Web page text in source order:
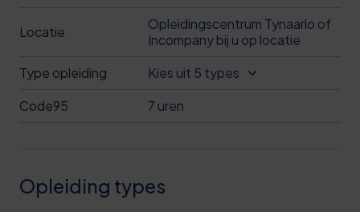
Locatie
Opleidingscentrum Tynaarlo of
Incompany bij u op locatie
Type opleiding
Kies uit 5 types
Code95
7 uren
Opleiding types